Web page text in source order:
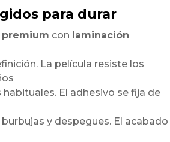
para durar
con laminación
La película resiste los
El adhesivo se fija de
y despegues. El acabado